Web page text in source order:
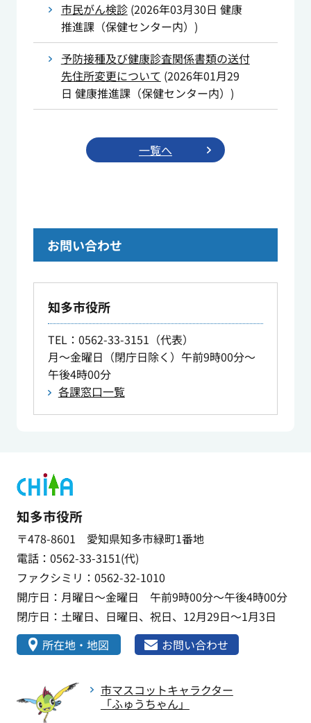
市民がん検診(2026年03月30日 健康
推進課（保健センター内） )
予防接種及び健康診査関係書類の送付
先住所変更について (2026年01月29
日 健康推進課（保健センター内） )
一覧へ
お問い合わせ
知多市役所
TEL：0562-33-3151（代表）
月～金曜日（閉庁日除く）午前9時00分～
午後4時00分
各課窓口一覧
知多市役所
〒478-8601 愛知県知多市緑町1番地
電話：0562-33-3151(代)
ファクシミリ：0562-32-1010
開庁日：月曜日～金曜日 午前9時00分～午後4時00分
閉庁日：土曜日、日曜日、祝日、12月29日～1月3日
所在地・地図
お問い合わせ
市マスコットキャラクター
「ふゅうちゃん」